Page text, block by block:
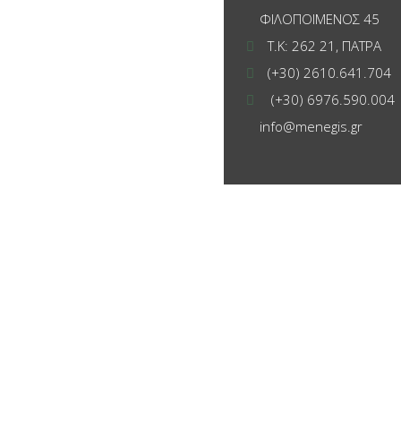
ΦΙΛΟΠΟΙΜΕΝΟΣ 45
Τ.Κ: 262 21, ΠΑΤΡΑ
(+30) 2610.641.704
(+30) 6976.590.004
info@menegis.gr